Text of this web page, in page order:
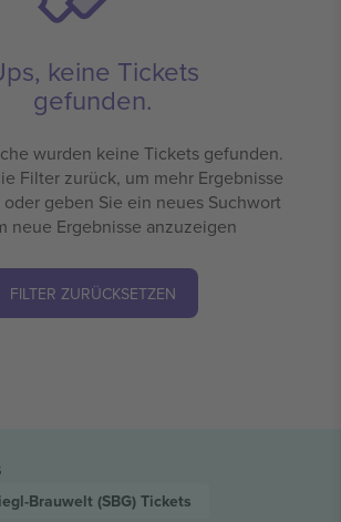
keine Tickets
gefunden.
wurden keine Tickets gefunden.
Filter zurück, um mehr Ergebnisse
geben Sie ein neues Suchwort
neue Ergebnisse anzuzeigen
FILTER ZURÜCKSETZEN
Brauwelt (SBG) Tickets